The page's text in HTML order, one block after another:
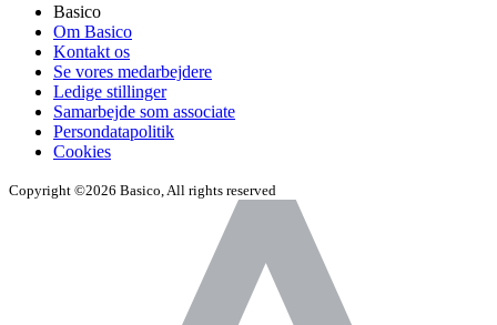
Basico
Om Basico
Kontakt os
Se vores medarbejdere
Ledige stillinger
Samarbejde som associate
Persondatapolitik
Cookies
Copyright ©2026 Basico, All rights reserved